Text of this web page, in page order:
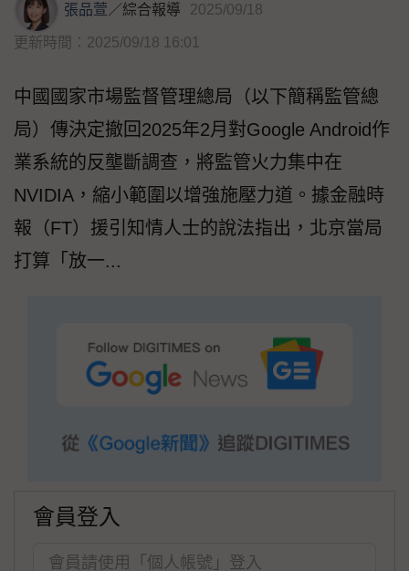
張品萱 ／綜合報導 2025/09/18
更新時間：2025/09/18 16:01
中國國家市場監督管理總局（以下簡稱監管總
局）傳決定撤回2025年2月對Google Android作
業系統的反壟斷調查，將監管火力集中在
NVIDIA，縮小範圍以增強施壓力道。據金融時
報（FT）援引知情人士的說法指出，北京當局
打算「放一...
會員登入